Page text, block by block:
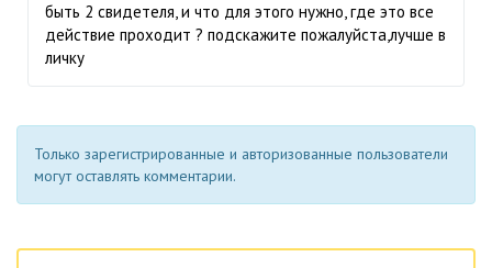
быть 2 свидетеля, и что для этого нужно, где это все
действие проходит ? подскажите пожалуйста,лучше в
личку
Только зарегистрированные и авторизованные пользователи
могут оставлять комментарии.